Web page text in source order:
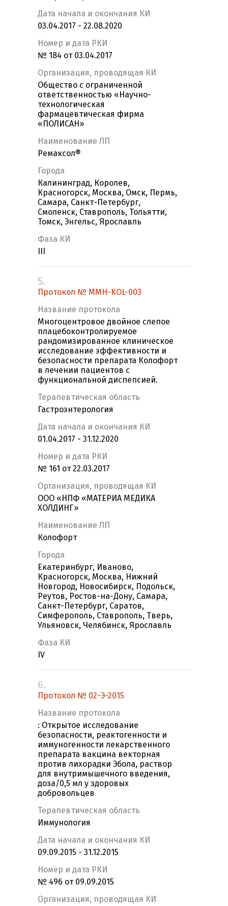
Дата начала и окончания КИ
03.04.2017 - 22.08.2020
Номер и дата РКИ
№ 184 от 03.04.2017
Организация, проводящая КИ
Общество с ограниченной
ответственностью «Научно-
технологическая
фармацевтическая фирма
«ПОЛИСАН»
Наименование ЛП
Ремаксол®
Города
Калининград, Королев,
Красногорск, Москва, Омск, Пермь,
Самара, Санкт-Петербург,
Смоленск, Ставрополь, Тольятти,
Томск, Энгельс, Ярославль
Фаза КИ
5.
Протокол № MMH-KOL-003
Название протокола
Многоцентровое двойное слепое
плацебоконтролируемое
рандомизированное клиническое
исследование эффективности и
безопасности препарата Колофорт
в лечении пациентов с
функциональной диспепсией.
Терапевтическая область
Гастроэнтерология
Дата начала и окончания КИ
01.04.2017 - 31.12.2020
Номер и дата РКИ
№ 161 от 22.03.2017
Организация, проводящая КИ
ООО «НПФ «МАТЕРИА МЕДИКА
ХОЛДИНГ»
Наименование ЛП
Колофорт
Города
Екатеринбург, Иваново,
Красногорск, Москва, Нижний
Новгород, Новосибирск, Подольск,
Реутов, Ростов-на-Дону, Самара,
Санкт-Петербург, Саратов,
Симферополь, Ставрополь, Тверь,
Ульяновск, Челябинск, Ярославль
Фаза КИ
IV
6.
Протокол № 02-Э-2015
Название протокола
: Открытое исследование
безопасности, реактогенности и
иммуногенности лекарственного
препарата вакцина векторная
против лихорадки Эбола, раствор
для внутримышечного введения,
доза/0,5 мл у здоровых
добровольцев
Терапевтическая область
Иммунология
Дата начала и окончания КИ
09.09.2015 - 31.12.2015
Номер и дата РКИ
№ 496 от 09.09.2015
Организация, проводящая КИ